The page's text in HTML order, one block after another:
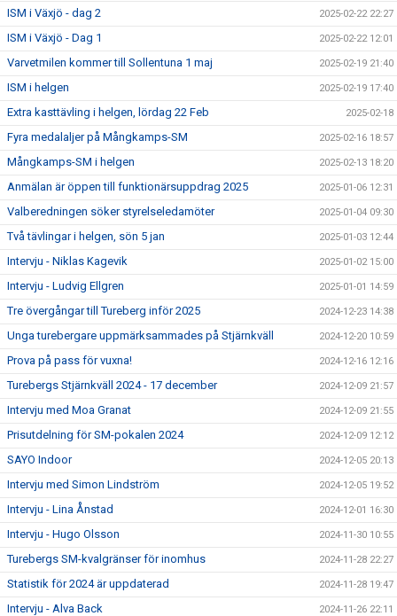
ISM i Växjö - dag 2 2025-02-22 22:27
ISM i Växjö - Dag 1 2025-02-22 12:01
Varvetmilen kommer till Sollentuna 1 maj 2025-02-19 21:40
ISM i helgen 2025-02-19 17:40
Extra kasttävling i helgen, lördag 22 Feb 2025-02-18
Fyra medalaljer på Mångkamps-SM 2025-02-16 18:57
Mångkamps-SM i helgen 2025-02-13 18:20
Anmälan är öppen till funktionärsuppdrag 2025 2025-01-06 12:31
Valberedningen söker styrelseledamöter 2025-01-04 09:30
Två tävlingar i helgen, sön 5 jan 2025-01-03 12:44
Intervju - Niklas Kagevik 2025-01-02 15:00
Intervju - Ludvig Ellgren 2025-01-01 14:59
Tre övergångar till Tureberg inför 2025 2024-12-23 14:38
Unga turebergare uppmärksammades på Stjärnkväll 2024-12-20 10:59
Prova på pass för vuxna! 2024-12-16 12:16
Turebergs Stjärnkväll 2024 - 17 december 2024-12-09 21:57
Intervju med Moa Granat 2024-12-09 21:55
Prisutdelning för SM-pokalen 2024 2024-12-09 12:12
SAYO Indoor 2024-12-05 20:13
Intervju med Simon Lindström 2024-12-05 19:52
Intervju - Lina Ånstad 2024-12-01 16:30
Intervju - Hugo Olsson 2024-11-30 10:55
Turebergs SM-kvalgränser för inomhus 2024-11-28 22:27
Statistik för 2024 är uppdaterad 2024-11-28 19:47
Intervju - Alva Back 2024-11-26 22:11